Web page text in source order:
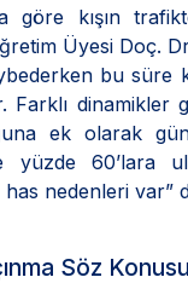
göre kışın
Üyesi Doç.
bu süre
dinamikler
ek olarak
60’lara
nedenleri var”
Söz